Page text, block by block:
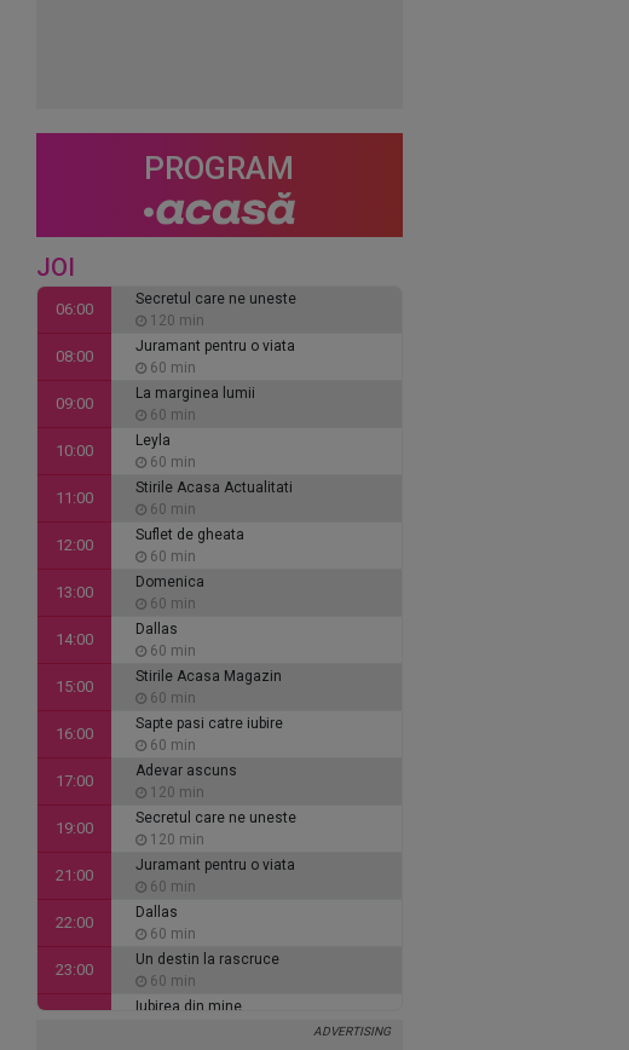
PROGRAM
JOI
06:00
Secretul care ne uneste
120 min
08:00
Juramant pentru o viata
60 min
09:00
La marginea lumii
60 min
10:00
Leyla
60 min
11:00
Stirile Acasa Actualitati
60 min
12:00
Suflet de gheata
60 min
13:00
Domenica
60 min
14:00
Dallas
60 min
15:00
Stirile Acasa Magazin
60 min
16:00
Sapte pasi catre iubire
60 min
17:00
Adevar ascuns
120 min
19:00
Secretul care ne uneste
120 min
21:00
Juramant pentru o viata
60 min
22:00
Dallas
60 min
23:00
Un destin la rascruce
60 min
Iubirea din mine